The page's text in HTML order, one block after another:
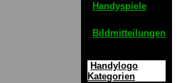
Handyspiele
Bildmitteilungen
Handylogo
Kategorien